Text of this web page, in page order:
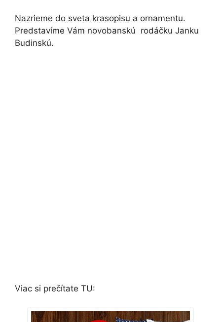
Nazrieme do sveta krasopisu a ornamentu.
Predstavíme Vám novobanskú rodáčku Janku
Budinskú.
Viac si prečítate TU: